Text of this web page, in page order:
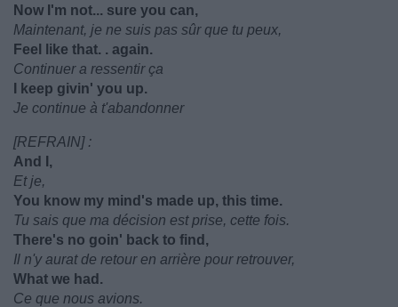
Now I'm not... sure you can,
Maintenant, je ne suis pas sûr que tu peux,
Feel like that. . again.
Continuer a ressentir ça
I keep givin' you up.
Je continue à t'abandonner
[REFRAIN] :
And I,
Et je,
You know my mind's made up, this time.
Tu sais que ma décision est prise, cette fois.
There's no goin' back to find,
Il n'y aurat de retour en arrière pour retrouver,
What we had.
Ce que nous avions.